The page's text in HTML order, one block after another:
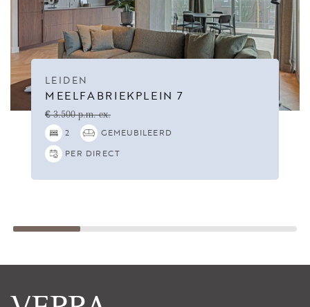
LEIDEN
MEELFABRIEKPLEIN 7
€ 3.500 p.m. ex.
2
GEMEUBILEERD
PER DIRECT